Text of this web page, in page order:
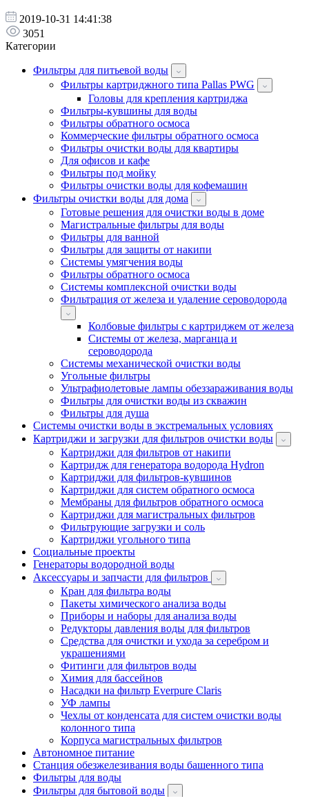
2019-10-31 14:41:38
3051
Категории
Фильтры для питьевой воды
Фильтры картриджного типа Pallas PWG
Головы для крепления картриджа
Фильтры-кувшины для воды
Фильтры обратного осмоса
Коммерческие фильтры обратного осмоса
Фильтры очистки воды для квартиры
Для офисов и кафе
Фильтры под мойку
Фильтры очистки воды для кофемашин
Фильтры очистки воды для дома
Готовые решения для очистки воды в доме
Магистральные фильтры для воды
Фильтры для ванной
Фильтры для защиты от накипи
Системы умягчения воды
Фильтры обратного осмоса
Системы комплексной очистки воды
Фильтрация от железа и удаление сероводорода
Колбовые фильтры с картриджем от железа
Системы от железа, марганца и
сероводорода
Системы механической очистки воды
Угольные фильтры
Ультрафиолетовые лампы обеззараживания воды
Фильтры для очистки воды из скважин
Фильтры для душа
Системы очистки воды в экстремальных условиях
Картриджи и загрузки для фильтров очистки воды
Картриджи для фильтров от накипи
Картридж для генератора водорода Hydron
Картриджи для фильтров-кувшинов
Картриджи для систем обратного осмоса
Мембраны для фильтров обратного осмоса
Картриджи для магистральных фильтров
Фильтрующие загрузки и соль
Картриджи угольного типа
Социальные проекты
Генераторы водородной воды
Аксессуары и запчасти для фильтров
Кран для фильтра воды
Пакеты химического анализа воды
Приборы и наборы для анализа воды
Редукторы давления воды для фильтров
Средства для очистки и ухода за серебром и
украшениями
Фитинги для фильтров воды
Химия для бассейнов
Насадки на фильтр Everpure Claris
УФ лампы
Чехлы от конденсата для систем очистки воды
колонного типа
Корпуса магистральных фильтров
Автономное питание
Станция обезжелезивания воды башенного типа
Фильтры для воды
Фильтры для бытовой воды